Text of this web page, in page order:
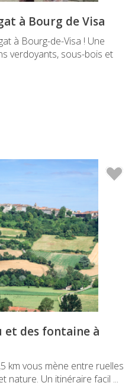
à Bourg de Visa
à Bourg-de-Visa ! Une
verdoyants, sous-bois et
et des fontaine à
km vous mène entre ruelles
nature. Un itinéraire facil ...